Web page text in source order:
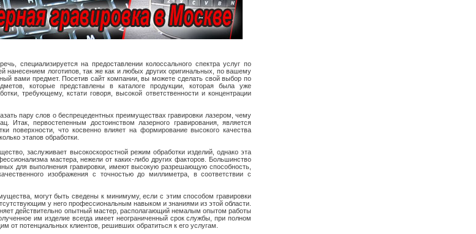
специализируется на предоставлении колоссального спектра услуг по
нанесением логотипов, так же как и любых других оригинальных, по вашему
вами предмет. Посетив сайт компании, вы можете сделать свой выбор по
которые представлены в каталоге продукции, которая была уже
требующему, кстати говоря, высокой ответственности и концентрации
пару слов о беспрецедентных преимуществах гравировки лазером, чему
Итак, первостепенным достоинством лазерного гравирования, является
поверхности, что косвенно влияет на формирование высокого качества
этапов обработки.
заслуживает высокоскоростной режим обработки изделий, однако эта
мастера, нежели от каких-либо других факторов. Большинство
для выполнения гравировки, имеют высокую разрешающую способность,
изображения с точностью до миллиметра, в соответствии с
могут быть сведены к минимуму, если с этим способом гравировки
у него профессиональным навыком и знаниями из этой области.
действительно опытный мастер, располагающий немалым опытом работы
им изделие всегда имеет неограниченный срок службы, при полном
от потенциальных клиентов, решивших обратиться к его услугам.